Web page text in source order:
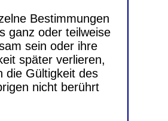
Bestimmungen
ganz oder teilweise
sein oder ihre
später verlieren,
die Gültigkeit des
nicht berührt